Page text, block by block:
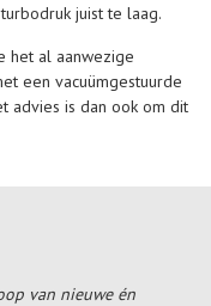
juist te laag.
het al aanwezige
een vacuümgestuurde
advies is dan ook om dit
van nieuwe én